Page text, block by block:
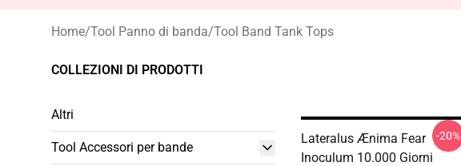
Home/Tool Panno di banda/Tool Band Tank Tops
COLLEZIONI DI PRODOTTI
Altri
Tool Accessori per bande
Lateralus Ænima Fear
Inoculum 10.000 Giorni
-20%